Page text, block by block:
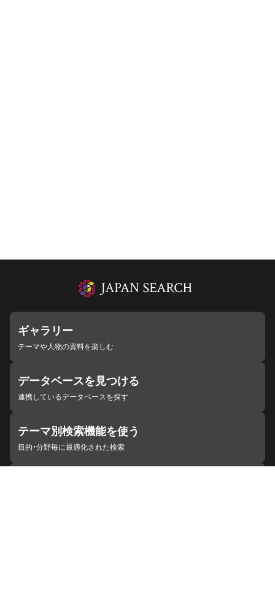
ギャラリー
テーマや人物の資料を楽しむ
データベースを見つける
連携しているデータベースを探す
テーマ別検索機能を使う
目的・分野毎に最適化された検索